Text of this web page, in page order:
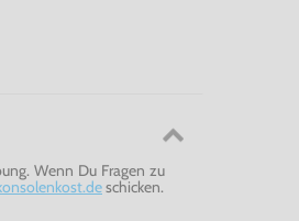
Wenn Du Fragen zu
schicken.